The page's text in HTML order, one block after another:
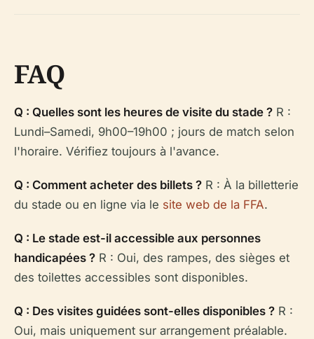
FAQ
Q : Quelles sont les heures de visite du stade ? R :
Lundi–Samedi, 9h00–19h00 ; jours de match selon
l'horaire. Vérifiez toujours à l'avance.
Q : Comment acheter des billets ? R : À la billetterie
du stade ou en ligne via le site web de la FFA.
Q : Le stade est-il accessible aux personnes
handicapées ? R : Oui, des rampes, des sièges et
des toilettes accessibles sont disponibles.
Q : Des visites guidées sont-elles disponibles ? R :
Oui, mais uniquement sur arrangement préalable.